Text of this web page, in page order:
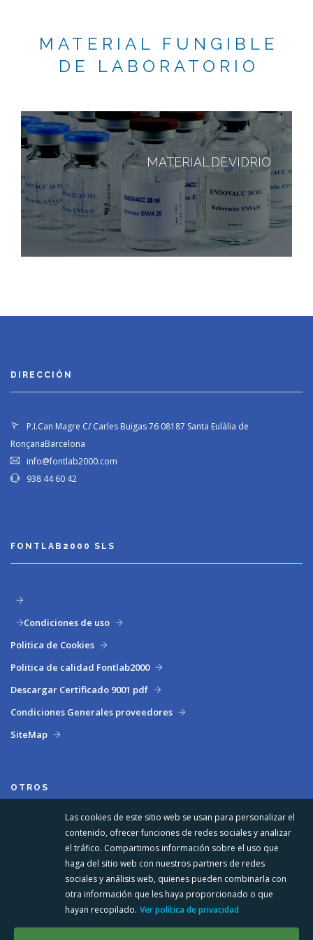
MATERIAL FUNGIBLE
DE LABORATORIO
MATERIAL DE VIDRIO
DIRECCIÓN
P.I.Can Magre C/ Carles Buigas 76 08187 Santa Eulàlia de
RonçanaBarcelona
info@fontlab2000.com
938 44 60 42
FONTLAB2000 SLS
Condiciones de uso
Politica de Cookies
Politica de calidad Fontlab2000
Descargar Certificado 9001 pdf
Condiciones Generales proveedores
SiteMap
OTROS
Las cookies de este sitio web se usan para personalizar el
contenido, ofrecer funciones de redes sociales y analizar
el tráfico. Compartimos información sobre el uso que
haga del sitio web con nuestros partners de redes
sociales y análisis web, quienes pueden combinarla con
otra información que les haya proporcionado o que
hayan recopilado. Ver política de privacidad